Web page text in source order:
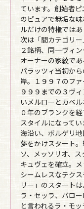
ています。創始者
のピュアで無垢な
ルだけの特権ではあ
次は「間カテゴリ
２銘柄、同一ヴィ
オーナーの家紋で
パラッツィ当初か
岸。１９９７のフ
９９９までの３ヴ
いメルローとカベ
０年のブランクを
スタイルになって
海沿い、ボルゲリ
夢をかけスタート
ソ、メッソリオ、
キュヴェを確立。
シームレスなテク
リー」のスタート
ラ・セッラ、バロ
と言われるラ・モ